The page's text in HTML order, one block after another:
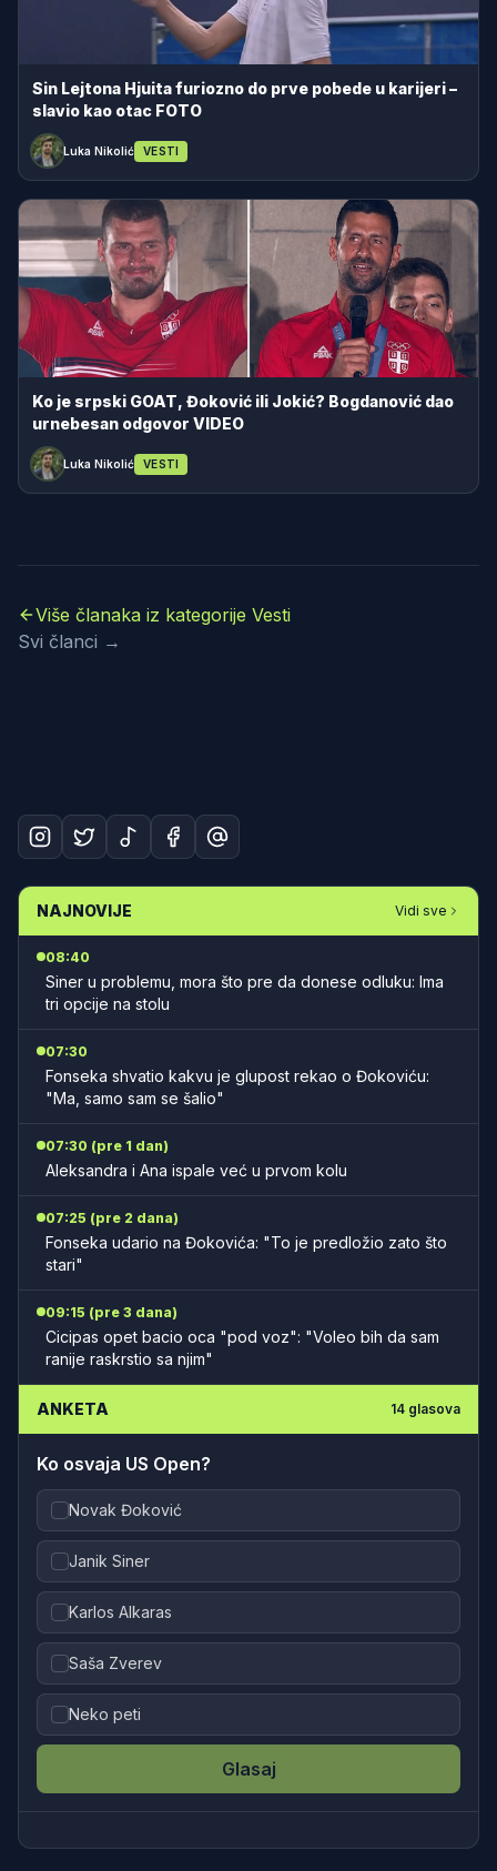
Sin Lejtona Hjuita furiozno do prve pobede u karijeri –
slavio kao otac FOTO
Luka Nikolić VESTI
Ko je srpski GOAT, Đoković ili Jokić? Bogdanović dao
urnebesan odgovor VIDEO
Luka Nikolić VESTI
Više članaka iz kategorije Vesti
Svi članci →
NAJNOVIJE Vidi sve
08:40
Siner u problemu, mora što pre da donese odluku: Ima
tri opcije na stolu
07:30
Fonseka shvatio kakvu je glupost rekao o Đokoviću:
"Ma, samo sam se šalio"
07:30 (pre 1 dan)
Aleksandra i Ana ispale već u prvom kolu
07:25 (pre 2 dana)
Fonseka udario na Đokovića: "To je predložio zato što
stari"
09:15 (pre 3 dana)
Cicipas opet bacio oca "pod voz": "Voleo bih da sam
ranije raskrstio sa njim"
ANKETA 14 glasova
Ko osvaja US Open?
Novak Đoković
Janik Siner
Karlos Alkaras
Saša Zverev
Neko peti
Glasaj